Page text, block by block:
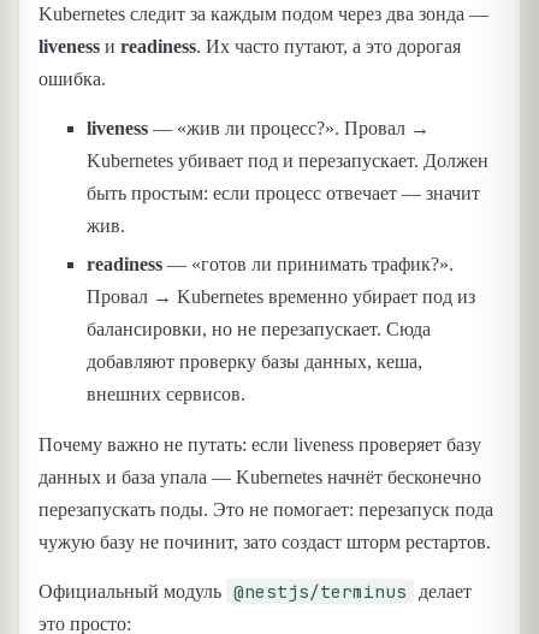
Kubernetes следит за каждым подом через два зонда —
liveness и readiness. Их часто путают, а это дорогая
ошибка.
liveness — «жив ли процесс?». Провал →
Kubernetes убивает под и перезапускает. Должен
быть простым: если процесс отвечает — значит
жив.
readiness — «готов ли принимать трафик?».
Провал → Kubernetes временно убирает под из
балансировки, но не перезапускает. Сюда
добавляют проверку базы данных, кеша,
внешних сервисов.
Почему важно не путать: если liveness проверяет базу
данных и база упала — Kubernetes начнёт бесконечно
перезапускать поды. Это не помогает: перезапуск пода
чужую базу не починит, зато создаст шторм рестартов.
Официальный модуль @nestjs/terminus
делает
это просто: